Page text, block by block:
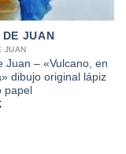
JUAN
JUAN
Juan – «Vulcano, en
dibujo original lápiz
papel